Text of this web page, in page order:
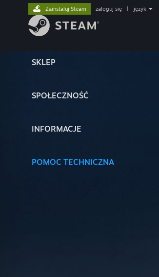
SKLEP
SPOŁECZNOŚĆ
INFORMACJE
POMOC TECHNICZNA
Zainstaluj Steam zaloguj się język